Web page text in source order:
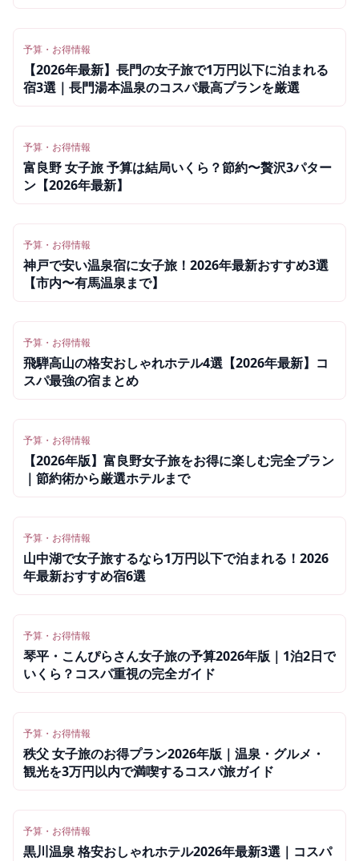
予算・お得情報
【2026年最新】長門の女子旅で1万円以下に泊まれる
宿3選｜長門湯本温泉のコスパ最高プランを厳選
予算・お得情報
富良野 女子旅 予算は結局いくら？節約〜贅沢3パター
ン【2026年最新】
予算・お得情報
神戸で安い温泉宿に女子旅！2026年最新おすすめ3選
【市内〜有馬温泉まで】
予算・お得情報
飛騨高山の格安おしゃれホテル4選【2026年最新】コ
スパ最強の宿まとめ
予算・お得情報
【2026年版】富良野女子旅をお得に楽しむ完全プラン
｜節約術から厳選ホテルまで
予算・お得情報
山中湖で女子旅するなら1万円以下で泊まれる！2026
年最新おすすめ宿6選
予算・お得情報
琴平・こんぴらさん女子旅の予算2026年版｜1泊2日で
いくら？コスパ重視の完全ガイド
予算・お得情報
秩父 女子旅のお得プラン2026年版｜温泉・グルメ・
観光を3万円以内で満喫するコスパ旅ガイド
予算・お得情報
黒川温泉 格安おしゃれホテル2026年最新3選｜コスパ